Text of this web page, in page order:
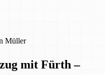
Müller
mit Fürth –